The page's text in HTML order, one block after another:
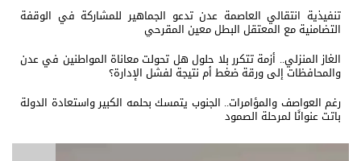
تنفيذية انتقالي العاصمة عدن تدعو الجماهير للمشاركة في الوقفة
التضامنية مع المعتقل البطل معين المقرحي
الغاز المنزلي.. أزمة تتكرر بلا حلول هل تحولت معاناة المواطنين في عدن
والمحافظات إلى ورقة ضغط أم نتيجة لفشل الإدارة؟
رغم العواصف والمؤامرات.. الجنوب يتمسك بحلمه الكبير واستعادة الدولة
باتت عنوانًا لمرحلة الصمود